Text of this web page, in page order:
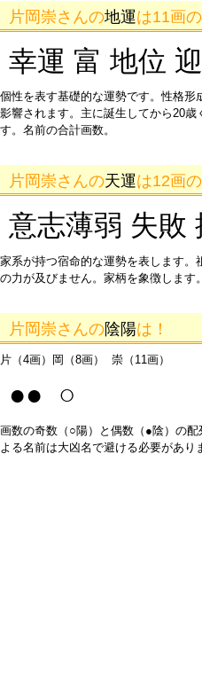
片岡崇さんの地運は11画の
幸運 富 地位
個性を表す基礎的な運勢です。性格
影響されます。主に誕生してから20歳
す。名前の合計画数。
片岡崇さんの天運は12画の
意志薄弱 失敗
家系が持つ宿命的な運勢を表します
の力が及びません。家柄を象徴します
片岡崇さんの陰陽は！
片（4画）岡（8画） 崇（11画）
●● ○
画数の奇数（○陽）と偶数（●陰）の
よる名前は大凶名で避ける必要があり